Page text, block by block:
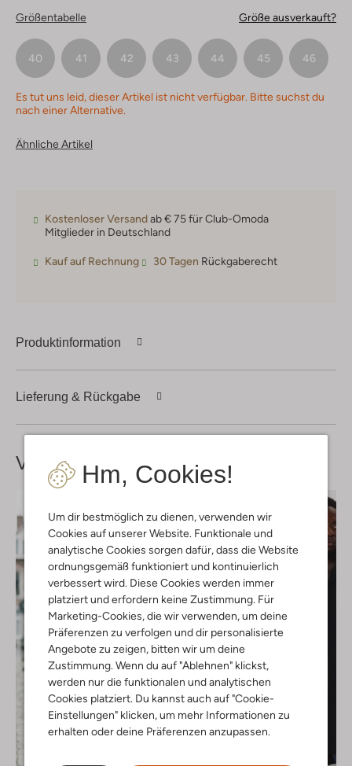
Hm, Cookies!
Um dir bestmöglich zu dienen, verwenden wir
Cookies auf unserer Website. Funktionale und
analytische Cookies sorgen dafür, dass die Website
ordnungsgemäß funktioniert und kontinuierlich
verbessert wird. Diese Cookies werden immer
platziert und erfordern keine Zustimmung. Für
Marketing-Cookies, die wir verwenden, um deine
Präferenzen zu verfolgen und dir personalisierte
Angebote zu zeigen, bitten wir um deine
Zustimmung. Wenn du auf "Ablehnen" klickst,
werden nur die funktionalen und analytischen
Cookies platziert. Du kannst auch auf "Cookie-
Einstellungen" klicken, um mehr Informationen zu
erhalten oder deine Präferenzen anzupassen.
Größentabelle Größe ausverkauft?
40 41 42 43 44 45 46
Es tut uns leid, dieser Artikel ist nicht verfügbar. Bitte suchst du
nach einer Alternative.
Ähnliche Artikel
Kostenloser Versandab € 75 für Club-Omoda
Mitglieder in Deutschland
Kauf auf Rechnung 30 Tagen Rückgaberecht
Produktinformation
Lieferung & Rückgabe
Vervollständige deinen Look